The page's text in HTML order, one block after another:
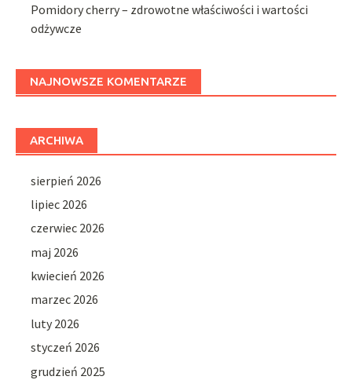
Pomidory cherry – zdrowotne właściwości i wartości
odżywcze
NAJNOWSZE KOMENTARZE
ARCHIWA
sierpień 2026
lipiec 2026
czerwiec 2026
maj 2026
kwiecień 2026
marzec 2026
luty 2026
styczeń 2026
grudzień 2025